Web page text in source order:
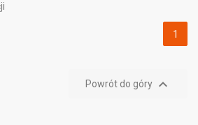
1
Powrót do góry 